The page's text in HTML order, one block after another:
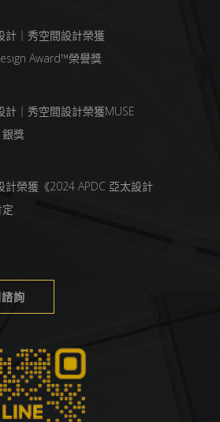
計｜秀空間設計榮獲
Award™榮譽獎
計｜秀空間設計榮獲MUSE
獎
計榮獲《2024 APDC 亞太設計
詢